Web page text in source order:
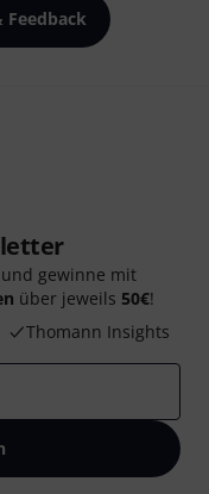
Feedback
gewinne mit
über jeweils 50€!
Thomann Insights